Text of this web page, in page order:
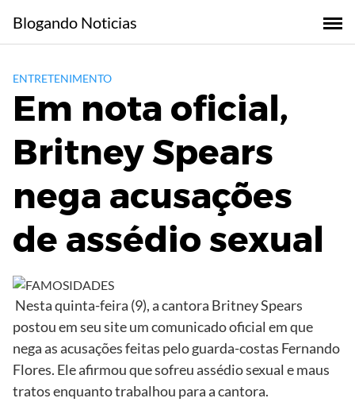
content
Blogando Noticias
ENTRETENIMENTO
Em nota oficial,
Britney Spears
nega acusações
de assédio sexual
Nesta quinta-feira (9), a cantora Britney Spears
postou em seu site um comunicado oficial em que
nega as acusações feitas pelo guarda-costas Fernando
Flores. Ele afirmou que sofreu assédio sexual e maus
tratos enquanto trabalhou para a cantora.